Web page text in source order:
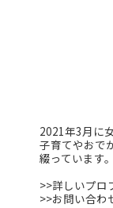
2021年3月に
子育てやおで
綴っています。
>>詳しいプロ
>>お問い合わ